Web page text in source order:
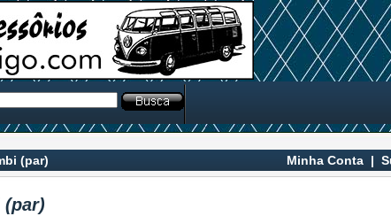
(par) Minha Conta |